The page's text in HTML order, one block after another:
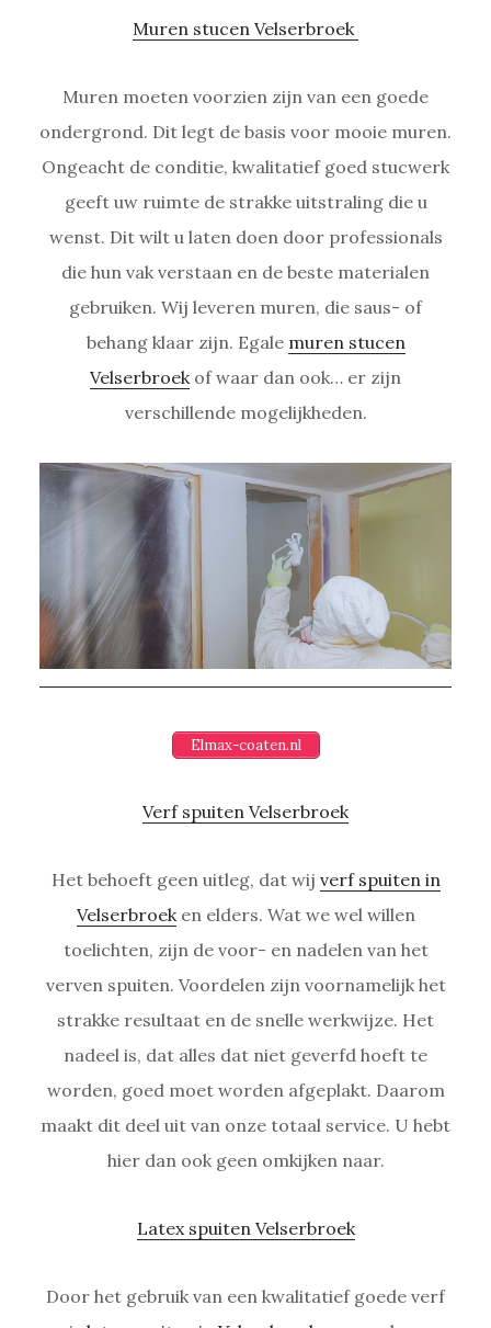
Muren stucen Velserbroek
Muren moeten voorzien zijn van een goede
ondergrond. Dit legt de basis voor mooie muren.
Ongeacht de conditie, kwalitatief goed stucwerk
geeft uw ruimte de strakke uitstraling die u
wenst. Dit wilt u laten doen door professionals
die hun vak verstaan en de beste materialen
gebruiken. Wij leveren muren, die saus- of
behang klaar zijn. Egale muren stucen
Velserbroekof waar dan ook… er zijn
verschillende mogelijkheden.
Elmax-coaten.nl
Verf spuiten Velserbroek
Het behoeft geen uitleg, dat wij verf spuiten in
Velserbroeken elders. Wat we wel willen
toelichten, zijn de voor- en nadelen van het
verven spuiten. Voordelen zijn voornamelijk het
strakke resultaat en de snelle werkwijze. Het
nadeel is, dat alles dat niet geverfd hoeft te
worden, goed moet worden afgeplakt. Daarom
maakt dit deel uit van onze totaal service. U hebt
hier dan ook geen omkijken naar.
Latex spuiten Velserbroek
Door het gebruik van een kwalitatief goede verf